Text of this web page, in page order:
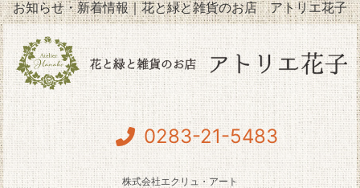
お知らせ・新着情報｜花と緑と雑貨のお店 アトリエ花子
0283-21-5483
株式会社エクリュ・アート